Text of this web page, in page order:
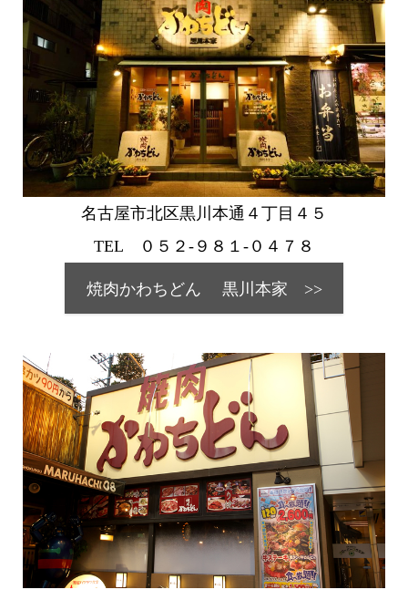
名古屋市北区黒川本通４丁目４５
TEL ０５２‐９８１‐０４７８
焼肉かわちどん 黒川本家 >>